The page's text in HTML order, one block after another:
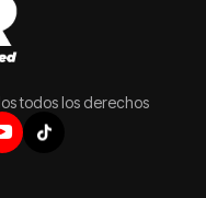
todos los derechos